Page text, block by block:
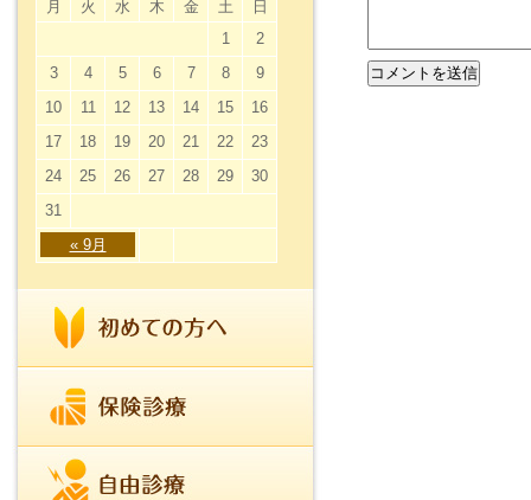
月 火 水 木 金 土 日
« 9月
1
2
3
4 5 6 7 8
9
10
11 12 13 14 15
16
17
18 19 20 21 22
23
24
25 26 27 28 29
30
31